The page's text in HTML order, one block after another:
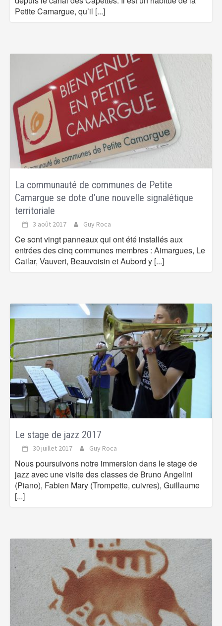
Petite Camargue, qu’il [...]
La communauté de communes de Petite
Camargue se dote d’une nouvelle signalétique
territoriale
3 août 2017 Guy Roca
Ce sont vingt panneaux qui ont été installés aux
entrées des cinq communes membres : Aimargues, Le
Cailar, Vauvert, Beauvoisin et Aubord y [...]
Le stage de jazz 2017
30 juillet 2017 Guy Roca
Nous poursuivons notre immersion dans le stage de
jazz avec une visite des classes de Bruno Angelini
(Piano), Fabien Mary (Trompette, cuivres), Guillaume
[...]